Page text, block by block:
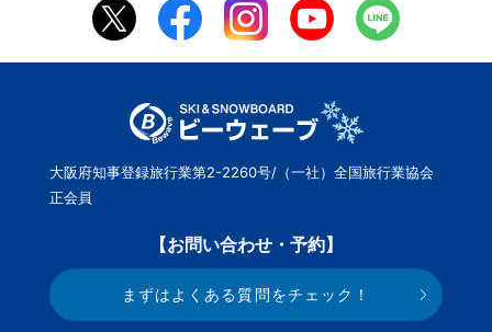
大阪府知事登録旅行業第2-2260号/（一社）全国旅行業協会
正会員
【お問い合わせ・予約】
まずはよくある質問をチェック！